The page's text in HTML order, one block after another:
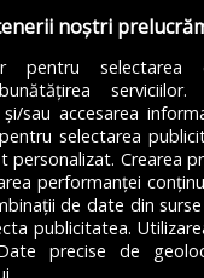
noștri
pentru selectarea
serviciilor.
și/sau accesarea
selectarea
personalizat. Crearea
performanței
de date din
publicitatea.
precise de